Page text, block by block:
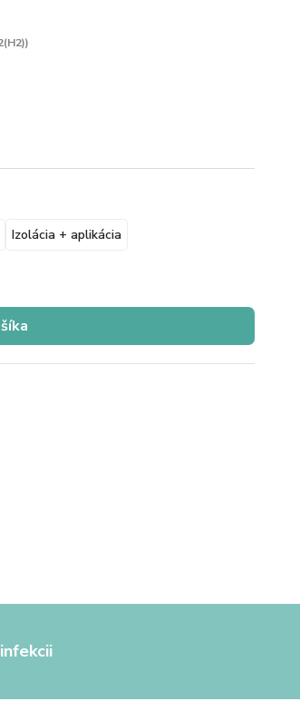
Izolácia + aplikácia